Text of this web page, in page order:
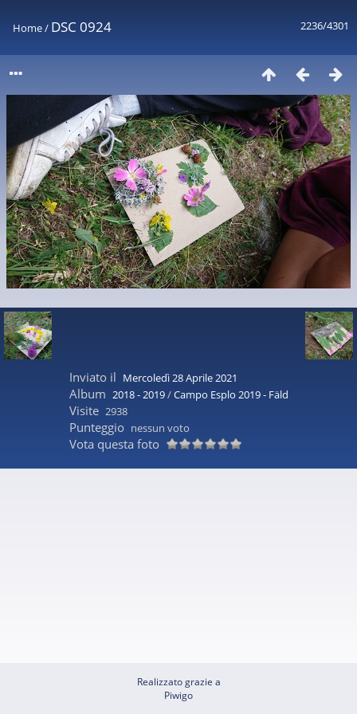
2236/4301
Home/ DSC 0924
Inviato il Mercoledì 28 Aprile 2021
Album 2018 - 2019/Campo Esplo 2019 - Fäld
Visite 2938
Punteggio nessun voto
Vota questa foto
Realizzato grazie a
Piwigo